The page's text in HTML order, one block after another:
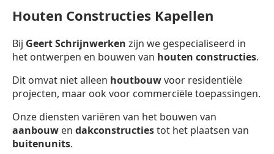
Houten Constructies Kapellen
Bij Geert Schrijnwerken zijn we gespecialiseerd in
het ontwerpen en bouwen van houten constructies.
Dit omvat niet alleen houtbouwvoor residentiële
projecten, maar ook voor commerciële toepassingen.
Onze diensten variëren van het bouwen van
aanbouw en dakconstructiestot het plaatsen van
buitenunits.